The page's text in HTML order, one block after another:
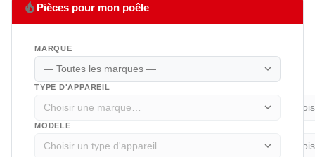
local_fire_department Pièces pour mon poêle
MARQUE
expand_more
TYPE D'APPAREIL
expand_more
MODELE
expand_more